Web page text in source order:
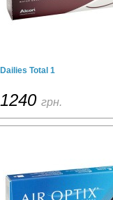
Dailies Total 1
1240 грн.